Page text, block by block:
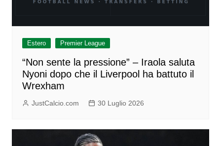
Estero Premier League
“Non sente la pressione” – Iraola saluta
Nyoni dopo che il Liverpool ha battuto il
Wrexham
JustCalcio.com 30 Luglio 2026